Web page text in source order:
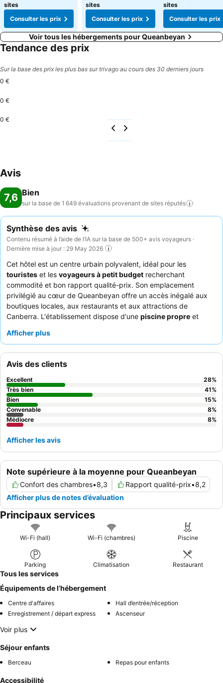
sites
Consulter les prix
sites
Consulter les prix
sites
Consulter les prix
Voir tous les hébergements pour Queanbeyan
Tendance des prix
Sur la base des prix les plus bas sur trivago au cours des 30 derniers jours
0 €
0 €
0 €
Avis
7,6 Bien
sur la base de 1 649 évaluations provenant de sites réputés
Synthèse des avis
Contenu résumé à l’aide de l’IA sur la base de 500+ avis voyageurs ·
Dernière mise à jour : 29 May 2026
Cet hôtel est un centre urbain polyvalent, idéal pour les
touristes et les voyageurs à petit budget recherchant
commodité et bon rapport qualité-prix. Son emplacement
privilégié au cœur de Queanbeyan offre un accès inégalé aux
boutiques locales, aux restaurants et aux attractions de
Canberra. L'établissement dispose d'une piscine propre et
longue durée. Les clients louent constamment la politesse et la
rapport qualité-prix du petit-déjeuner buffet. Pour une
expérience plus calme, il est recommandé de demander une
chambre éloignée de l'ascenseur.
Afficher plus
Note supérieure à la moyenne pour Queanbeyan
Confort des chambres•8,3 Rapport qualité-prix•8,2
Afficher plus de notes d’évaluation
Avis des clients
Excellent 28%
Très bien
41%
Bien
15%
Convenable
8%
Médiocre
8%
Afficher les avis
Principaux services
Wi-Fi (hall) Wi-Fi (chambres) Piscine
Parking Climatisation Restaurant
Tous les services
Équipements de l’hébergement
Centre d'affaires
Hall d’entrée/réception
Enregistrement / départ express
Ascenseur
Voir plus
Séjour enfants
Berceau Repas pour enfants
Accessibilité